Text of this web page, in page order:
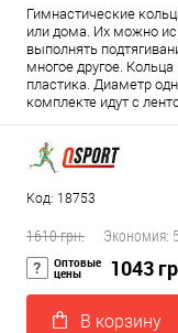
Гимнастические
или дома. Их можно
выполнять
многое другое.
пластика. Диаметр
комплекте идут с
Код: 18753
1610 грн. Экономия:
Оптовые
цены 1043
В корзину